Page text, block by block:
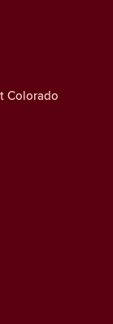
Colorado